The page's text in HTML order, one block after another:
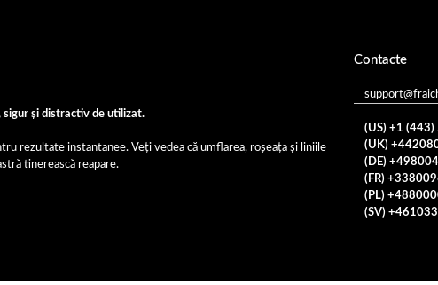
sigur și distractiv de utilizat.
rezultate instantanee. Veți vedea că umflarea, roșeața și liniile
tinerească reapare.
Contacte
(US) +1
(UK)
(DE)
(FR)
(PL)
(SV)